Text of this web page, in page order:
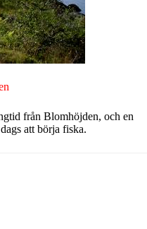
från Blomhöjden, och en
att börja fiska.